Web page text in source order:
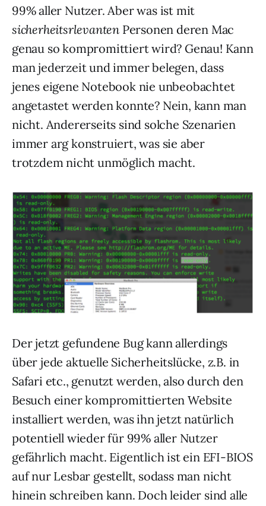
99% aller Nutzer. Aber was ist mit
sicherheitsrlevanten Personen deren Mac
genau so kompromittiert wird? Genau! Kann
man jederzeit und immer belegen, dass
jenes eigene Notebook nie unbeobachtet
angetastet werden konnte? Nein, kann man
nicht. Andererseits sind solche Szenarien
immer arg konstruiert, was sie aber
trotzdem nicht unmöglich macht.
Der jetzt gefundene Bug kann allerdings
über jede aktuelle Sicherheitslücke, z.B. in
Safari etc., genutzt werden, also durch den
Besuch einer kompromittierten Website
installiert werden, was ihn jetzt natürlich
potentiell wieder für 99% aller Nutzer
gefährlich macht. Eigentlich ist ein EFI-BIOS
auf nur Lesbar gestellt, sodass man nicht
hinein schreiben kann. Doch leider sind alle